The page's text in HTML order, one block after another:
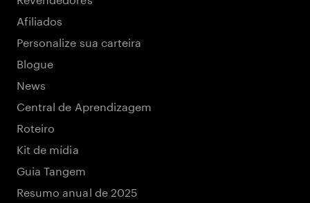
Afiliados
Personalize sua carteira
Blogue
News
Central de Aprendizagem
Roteiro
Kit de mídia
Guia Tangem
Resumo anual de 2025